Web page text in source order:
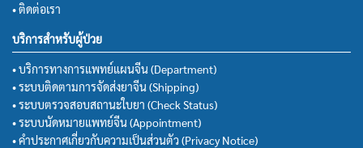
• ติดต่อเรา
บริการสำหรับผู้ป่วย
• บริการทางการแพทย์แผนจีน (Department)
• ระบบติดตามการจัดส่งยาจีน (Shipping)
• ระบบตรวจสอบสถานะใบยา (Check Status)
• ระบบนัดหมายแพทย์จีน (Appointment)
• คำประกาศเกี่ยวกับความเป็นส่วนตัว (Privacy Notice)